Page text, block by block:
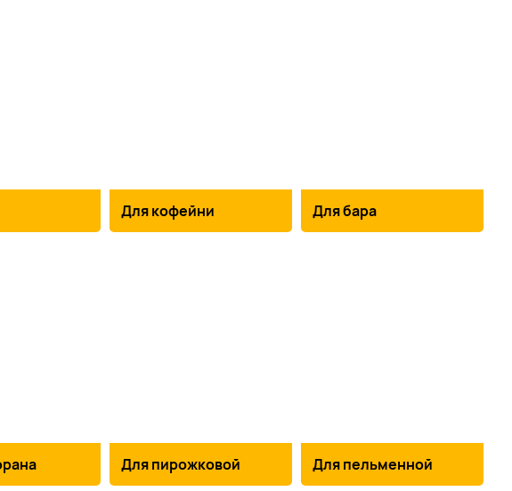
Для кофейни Для бара
Для пирожковой Для пельменной